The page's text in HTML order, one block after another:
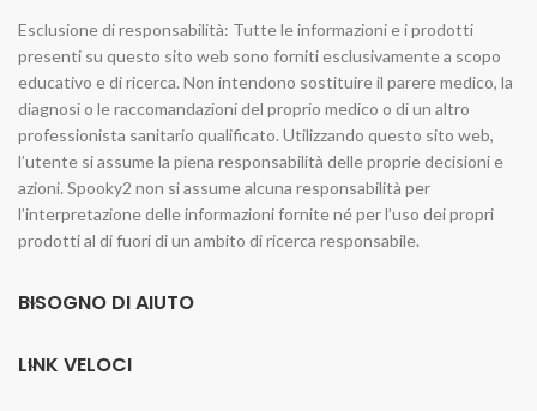
Esclusione di responsabilità: Tutte le informazioni e i prodotti
presenti su questo sito web sono forniti esclusivamente a scopo
educativo e di ricerca. Non intendono sostituire il parere medico, la
diagnosi o le raccomandazioni del proprio medico o di un altro
professionista sanitario qualificato. Utilizzando questo sito web,
l’utente si assume la piena responsabilità delle proprie decisioni e
azioni. Spooky2 non si assume alcuna responsabilità per
l’interpretazione delle informazioni fornite né per l’uso dei propri
prodotti al di fuori di un ambito di ricerca responsabile.
BISOGNO DI AIUTO
LINK VELOCI